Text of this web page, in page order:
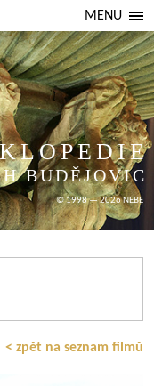
MENU
BUDĚJOVIC
© 1998 — 2026 NEBE
< zpět na seznam filmů